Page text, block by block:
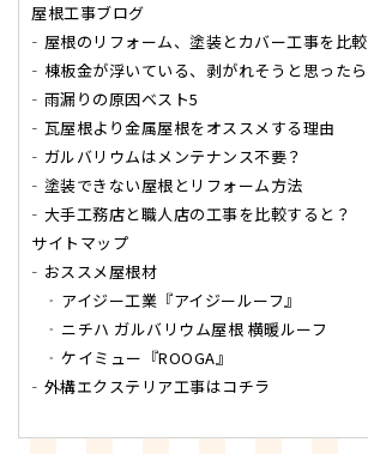
屋根工事ブログ
屋根のリフォーム、塗装とカバー工事を比較
棟板金が浮いている、剥がれそうと思ったら
雨漏りの原因ベスト5
瓦屋根より金属屋根をオススメする理由
ガルバリウムはメンテナンス不要？
塗装できない屋根とリフォーム方法
大手工務店と職人店の工事を比較すると？
サイトマップ
おススメ屋根材
アイジー工業『アイジールーフ』
ニチハ ガルバリウム屋根 横暖ルーフ
ケイミュー『ROOGA』
外構エクステリア工事はコチラ